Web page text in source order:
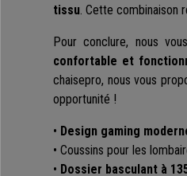
tissu. Cette combinaison
Pour conclure, nous
confortable et
chaisepro, nous vous
opportunité !
• Design gaming
• Coussins pour les
• Dossier basculant à